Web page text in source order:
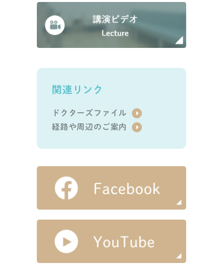
関連リンク
ドクターズファイル
経路や周辺のご案内